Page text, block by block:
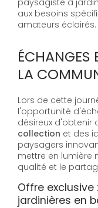
aux besoins
amateurs éclairés.
ÉCHANGES
LA
Lors de cette
l'opportunité
désireux d'obtenir
collection et des
paysagers
mettre en lumière
qualité et le
Offre exclusive
jardinières en